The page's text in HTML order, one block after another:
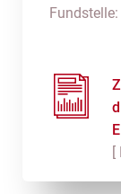
Fundstelle:
[